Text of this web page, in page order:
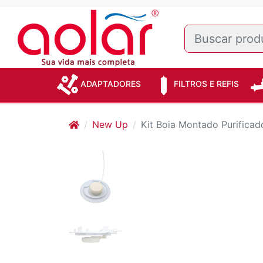
ADAPTADORES FILTROS E REFIS
New Up Kit Boia Montado